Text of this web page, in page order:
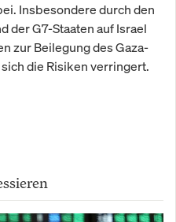
Insbesondere durch den
der G7-Staaten auf Israel
zur Beilegung des Gaza-
die Risiken verringert.